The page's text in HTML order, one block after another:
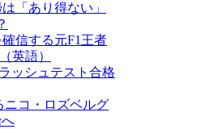
「あり得ない」
信する元F1王者
英語）
ッシュテスト合格
ニコ・ロズベルグ